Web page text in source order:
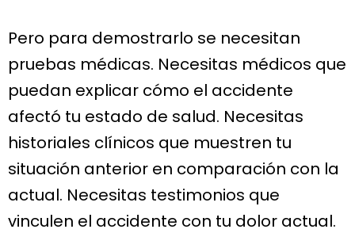
Pero para demostrarlo se necesitan
pruebas médicas. Necesitas médicos que
puedan explicar cómo el accidente
afectó tu estado de salud. Necesitas
historiales clínicos que muestren tu
situación anterior en comparación con la
actual. Necesitas testimonios que
vinculen el accidente con tu dolor actual.